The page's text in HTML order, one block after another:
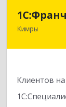
Кимры
Клиентов